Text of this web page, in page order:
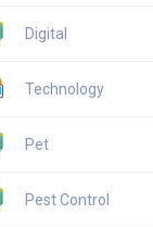
Digital
Technology
Pet
Pest Control